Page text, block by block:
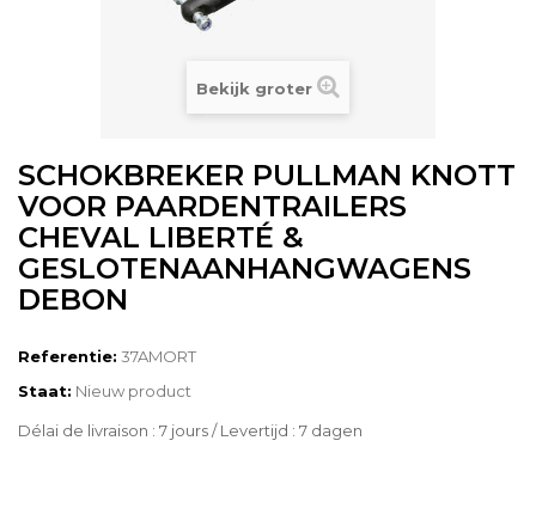
Bekijk groter
SCHOKBREKER PULLMAN KNOTT
VOOR PAARDENTRAILERS
CHEVAL LIBERTÉ &
GESLOTENAANHANGWAGENS
DEBON
Referentie: 37AMORT
Staat: Nieuw product
Délai de livraison : 7 jours / Levertijd : 7 dagen